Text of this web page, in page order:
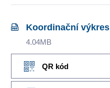
Koordinační výkres
4.04MB
QR kód